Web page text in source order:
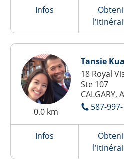
Infos
0.0 km
Tansie
18 Royal
Ste 107
CALGARY,
587-
Infos